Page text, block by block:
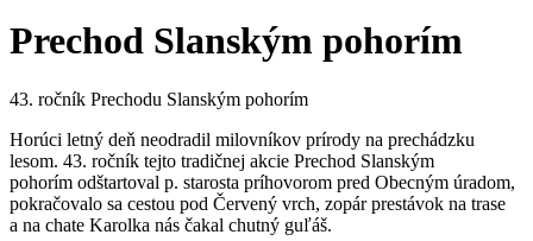
Prechod Slanským pohorím
43. ročník Prechodu Slanským pohorím
Horúci letný deň neodradil milovníkov prírody na prechádzku
lesom. 43. ročník tejto tradičnej akcie Prechod Slanským
pohorím odštartoval p. starosta príhovorom pred Obecným úradom,
pokračovalo sa cestou pod Červený vrch, zopár prestávok na trase
a na chate Karolka nás čakal chutný guľáš.